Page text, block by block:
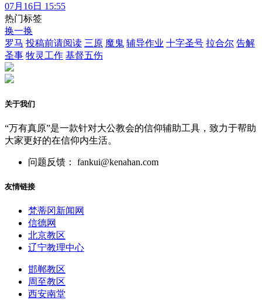
07月16日 15:55
热门标签
换一换
罗马 投稿前请阅读 三原 魔鬼 辅导作业 十字圣号 拉合尔 告解
圣事 牧灵工作 基督五伤
关于我们
“万有真原”是一款针对大公教会的信仰辅助工具，致力于帮助
大家更好的在信仰内生活。
问题反馈： fankui@kenahan.com
友情链接
梵蒂冈新闻网
信德网
北京教区
辽宁教理中心
邯郸教区
周至教区
西安南堂